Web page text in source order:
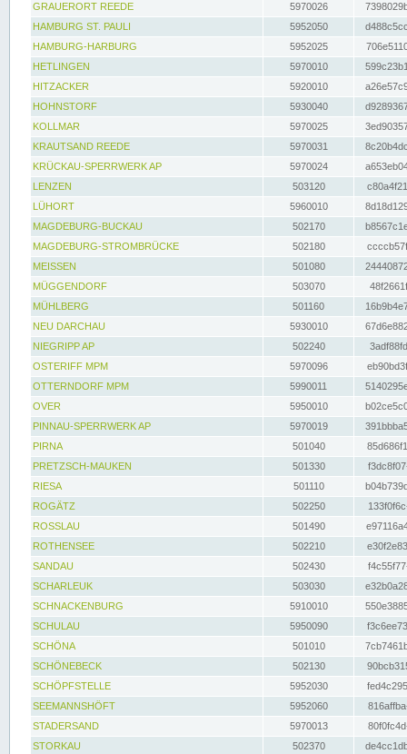
GRAUERORT REEDE
5970026
HAMBURG ST. PAULI
5952050
HAMBURG-HARBURG
5952025
HETLINGEN
5970010
HITZACKER
5920010
HOHNSTORF
5930040
KOLLMAR
5970025
KRAUTSAND REEDE
5970031
KRÜCKAU-SPERRWERK AP
5970024
LENZEN
503120
LÜHORT
5960010
MAGDEBURG-BUCKAU
502170
MAGDEBURG-STROMBRÜCKE
502180
MEISSEN
501080
MÜGGENDORF
503070
MÜHLBERG
501160
NEU DARCHAU
5930010
NIEGRIPP AP
502240
OSTERIFF MPM
5970096
OTTERNDORF MPM
5990011
OVER
5950010
PINNAU-SPERRWERK AP
5970019
PIRNA
501040
PRETZSCH-MAUKEN
501330
RIESA
501110
ROGÄTZ
502250
ROSSLAU
501490
ROTHENSEE
502210
SANDAU
502430
SCHARLEUK
503030
SCHNACKENBURG
5910010
SCHULAU
5950090
SCHÖNA
501010
SCHÖNEBECK
502130
SCHÖPFSTELLE
5952030
SEEMANNSHÖFT
5952060
STADERSAND
5970013
STORKAU
502370